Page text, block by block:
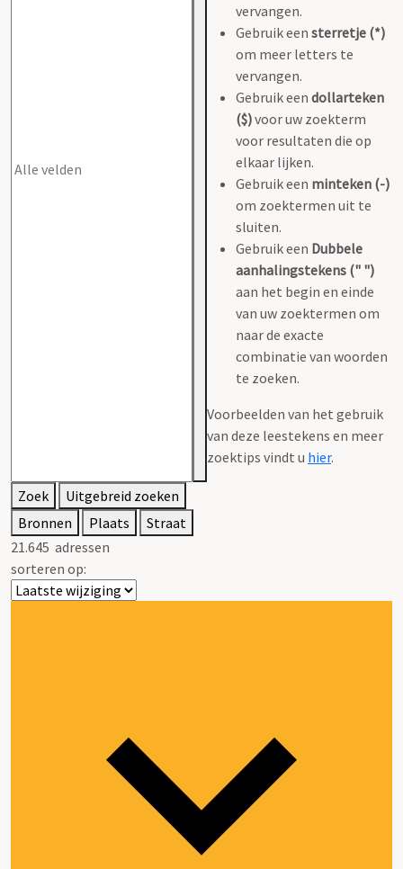
vervangen.
Gebruik een sterretje (*)
om meer letters te
vervangen.
Gebruik een dollarteken
($)voor uw zoekterm
voor resultaten die op
elkaar lijken.
Gebruik een minteken (-)
om zoektermen uit te
sluiten.
Gebruik een Dubbele
aanhalingstekens (" ")
aan het begin en einde
van uw zoektermen om
naar de exacte
combinatie van woorden
te zoeken.
Voorbeelden van het gebruik
van deze leestekens en meer
zoektips vindt u hier.
Zoek
Uitgebreid zoeken
Bronnen
Plaats
Straat
21.645 adressen
sorteren op: